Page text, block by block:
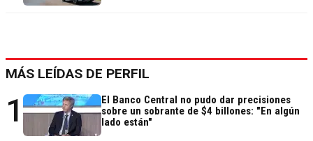
MÁS LEÍDAS DE PERFIL
1
El Banco Central no pudo dar precisiones
sobre un sobrante de $4 billones: "En algún
lado están"